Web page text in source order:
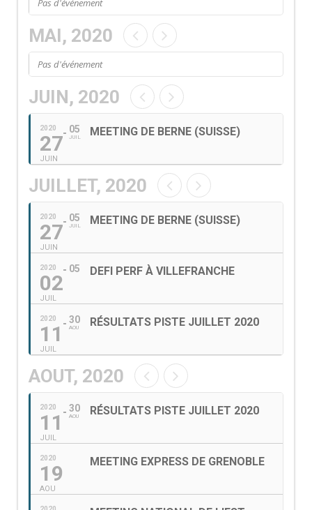
Pas d'événement
MAI, 2020
Pas d'événement
JUIN, 2020
2020
27
JUIN
05
JUIL MEETING DE BERNE (SUISSE)
JUILLET, 2020
2020
27
JUIN
05
JUIL MEETING DE BERNE (SUISSE)
2020
02
JUIL
05 DEFI PERF À VILLEFRANCHE
2020
11
JUIL
30
AOU RÉSULTATS PISTE JUILLET 2020
AOUT, 2020
2020
11
JUIL
30
AOU RÉSULTATS PISTE JUILLET 2020
2020
19
AOU
MEETING EXPRESS DE GRENOBLE